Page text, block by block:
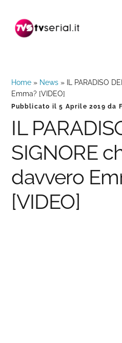
navigazione
contenuto
barra
Home » News »
IL PARADISO
Emma? [VIDEO]
Pubblicato il5 Aprile 2019 da
IL
SIGNORE
davvero
[VIDEO]